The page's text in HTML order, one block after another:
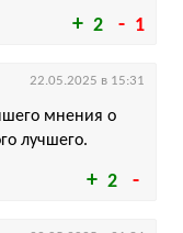
2 1
2
мнения о
лучшего.
22.05.2025 в 15:31